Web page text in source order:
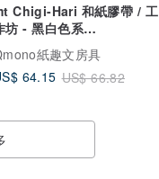
Chigi-Hari 和紙膠帶 / 工
坊 - 黑白色系
(MTWBOX05) / 23捲
紙趣文房具
64.15 US$ 66.82